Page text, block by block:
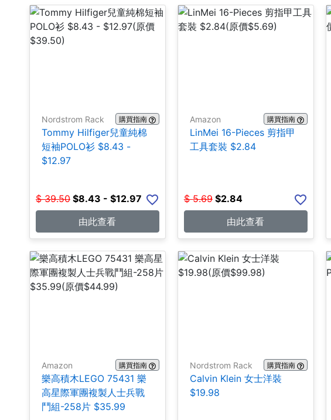
Nordstrom Rack 購買指南
Tommy Hilfiger兒童純棉
短袖POLO衫 $8.43 -
$12.97
$ 39.50 $8.43 - $12.97
由此查看
Amazon 購買指南
LinMei 16-Pieces 剪指甲
工具套裝 $2.84
$ 5.69 $2.84
由此查看
Amazon 購買指南
樂高積木LEGO 75431 樂
高星際軍團複製人士兵戰
鬥組-258片 $35.99
Nordstrom Rack 購買指南
Calvin Klein 女士洋裝
$19.98